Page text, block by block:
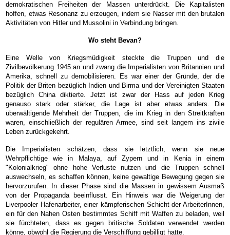
demokratischen Freiheiten der Massen unterdrückt. Die Kapitalisten
hoffen, etwas Resonanz zu erzeugen, indem sie Nasser mit den brutalen
Aktivitäten von Hitler und Mussolini in Verbindung bringen.
Wo steht Bevan?
Eine Welle von Kriegsmüdigkeit steckte die Truppen und die
Zivilbevölkerung 1945 an und zwang die Imperialisten von Britannien und
Amerika, schnell zu demobilisieren. Es war einer der Gründe, der die
Politik der Briten bezüglich Indien und Birma und der Vereinigten Staaten
bezüglich China diktierte. Jetzt ist zwar der Hass auf jeden Krieg
genauso stark oder stärker, die Lage ist aber etwas anders. Die
überwältigende Mehrheit der Truppen, die im Krieg in den Streitkräften
waren, einschließlich der regulären Armee, sind seit langem ins zivile
Leben zurückgekehrt.
Die Imperialisten schätzen, dass sie letztlich, wenn sie neue
Wehrpflichtige wie in Malaya, auf Zypern und in Kenia in einem
"Kolonialkrieg" ohne hohe Verluste nutzen und die Truppen schnell
auswechseln, es schaffen können, keine gewaltige Bewegung gegen sie
hervorzurufen. In dieser Phase sind die Massen in gewissem Ausmaß
von der Propaganda beeinflusst. Ein Hinweis war die Weigerung der
Liverpooler Hafenarbeiter, einer kämpferischen Schicht der ArbeiterInnen,
ein für den Nahen Osten bestimmtes Schiff mit Waffen zu beladen, weil
sie fürchteten, dass es gegen britische Soldaten verwendet werden
könne, obwohl die Regierung die Verschiffung gebilligt hatte.